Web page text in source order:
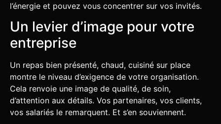
l’énergie et pouvez vous concentrer sur vos invités.
Un levier d’image pour votre
entreprise
Un repas bien présenté, chaud, cuisiné sur place
montre le niveau d’exigence de votre organisation.
Cela renvoie une image de qualité, de soin,
d’attention aux détails. Vos partenaires, vos clients,
vos salariés le remarquent. Et s’en souviennent.